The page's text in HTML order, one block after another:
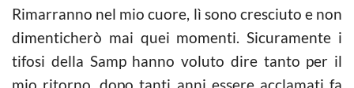
Rimarranno nel mio cuore, lì sono cresciuto e non
dimenticherò mai quei momenti. Sicuramente i
tifosi della Samp hanno voluto dire tanto per il
mio ritorno, dopo tanti anni essere acclamati fa